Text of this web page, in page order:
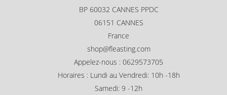
BP 60032 CANNES PPDC
06151 CANNES
France
shop@fleasting.com
Appelez-nous : 0629573705
Horaires : Lundi au Vendredi: 10h -18h
Samedi: 9 -12h